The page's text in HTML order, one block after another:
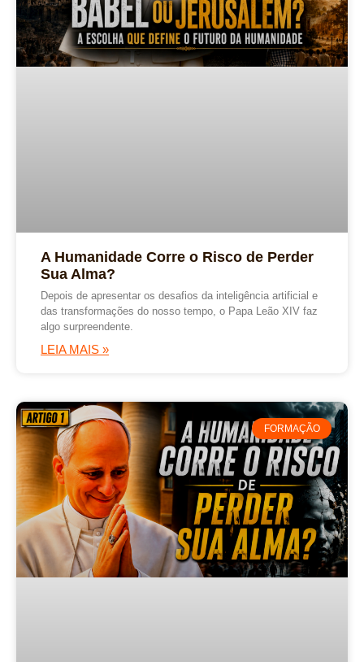
A Humanidade Corre o Risco de Perder
Sua Alma?
Depois de apresentar os desafios da inteligência artificial e
das transformações do nosso tempo, o Papa Leão XIV faz
algo surpreendente.
LEIA MAIS »
FORMAÇÃO